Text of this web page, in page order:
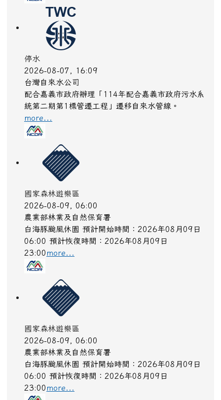
停水
2026-08-07, 16:09
台灣自來水公司
配合嘉義市政府辦理「114年配合嘉義市政府污水系
統第二期第1標管遷工程」遷移自來水管線。
more...
國家森林遊樂區
2026-08-09, 06:00
農業部林業及自然保育署
白海豚颱風休園 預計開始時間：2026年08月09日
06:00 預計恢復時間：2026年08月09日
23:00more...
國家森林遊樂區
2026-08-09, 06:00
農業部林業及自然保育署
白海豚颱風休園 預計開始時間：2026年08月09日
06:00 預計恢復時間：2026年08月09日
23:00more...